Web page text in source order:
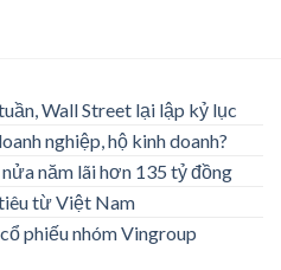
Wall Street lại lập kỷ lục
nghiệp, hộ kinh doanh?
năm lãi hơn 135 tỷ đồng
tiêu từ Việt Nam
phiếu nhóm Vingroup